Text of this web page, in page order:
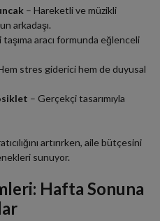
– Hareketli ve müzikli
arkadaşı.
taşıma aracı formunda eğlenceli
stres giderici hem de duyusal
– Gerçekçi tasarımıyla
artırırken, aile bütçesini
sunuyor.
Hafta Sonuna